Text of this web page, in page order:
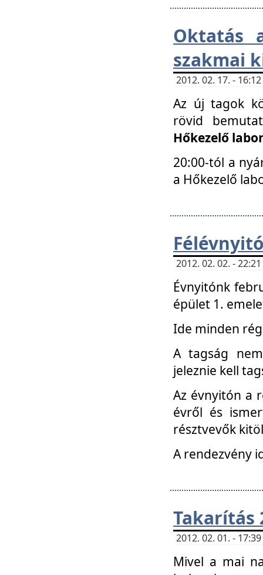
Oktatás
szakmai
2012. 02. 17. -
Az új tagok
rövid
Hőkezelő
20:00-tól a
a Hőkezelő
2012. 02. 02. -
Évnyitónk
épület 1.
Ide minden
A tagság
jeleznie kell
Az évnyitón a
évről és
résztvevők
A rendezvény
Takarítás
2012. 02. 01. -
Mivel a mai